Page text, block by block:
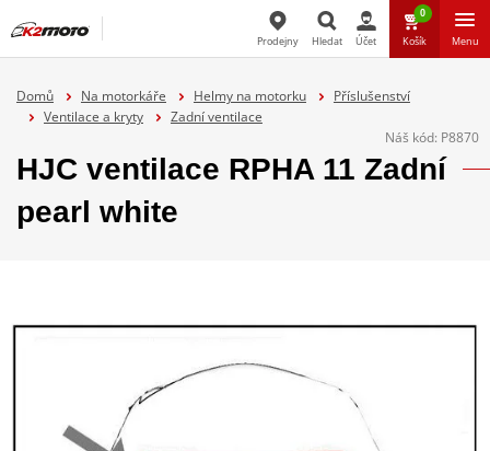
Hledat
Prodejny Hledat Účet
0
Košík Menu
Domů Na motorkáře Helmy na motorku
Příslušenství
Ventilace a kryty
Zadní ventilace
Náš kód: P8870
HJC ventilace RPHA 11 Zadní
pearl white